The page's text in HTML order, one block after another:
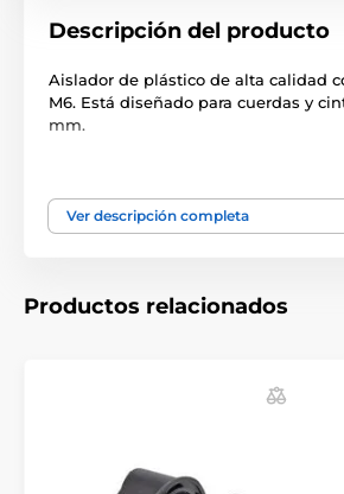
Descripción del producto
Aislador de plástico de alta calidad
M6. Está diseñado para cuerdas y
mm.
carácter ilustrativo.
Ver descripción completa
Productos relacionados